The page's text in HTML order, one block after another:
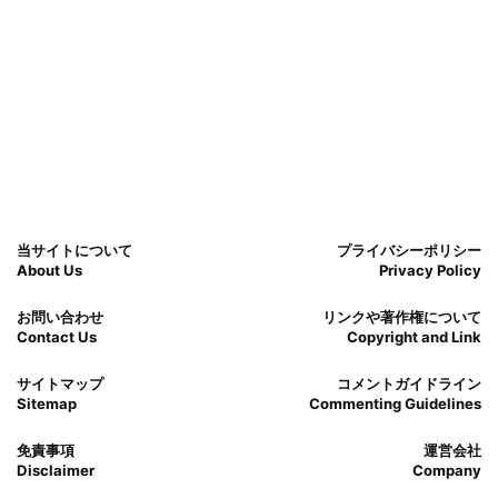
当サイトについて
About Us
プライバシーポリシー
Privacy Policy
お問い合わせ
Contact Us
リンクや著作権について
Copyright and Link
サイトマップ
Sitemap
コメントガイドライン
Commenting Guidelines
免責事項
Disclaimer
運営会社
Company